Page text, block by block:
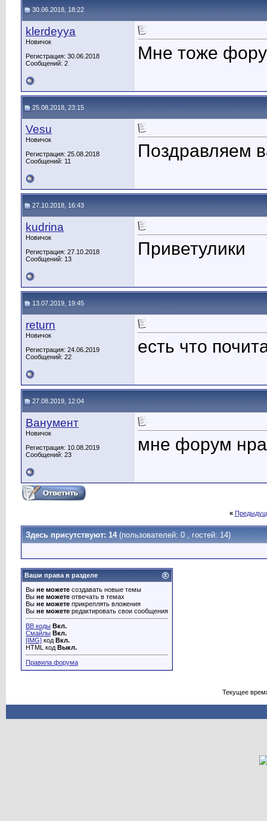
30.06.2018, 18:22
klerdeyya
Новичок
Регистрация: 30.06.2018
Сообщений: 2
Мне тоже
25.08.2018, 23:15
Vesu
Новичок
Регистрация: 25.08.2018
Сообщений: 11
Поздравляем
27.10.2018, 16:43
kudrina
Новичок
Регистрация: 27.10.2018
Сообщений: 13
Приветулики
13.07.2019, 19:45
return
Новичок
Регистрация: 24.06.2019
Сообщений: 22
есть что
27.08.2019, 12:04
Ванумент
Новичок
Регистрация: 10.08.2019
Сообщений: 23
мне форум нра
«
Здесь присутствуют: 14 (пользователей: 0 , гостей: 14)
Ваши права в разделе
Вы не можете создавать новые темы
Вы не можете отвечать в темах
Вы не можете прикреплять вложения
Вы не можете редактировать свои сообщения
BB коды Вкл.
Смайлы Вкл.
[IMG] код Вкл.
HTML код Выкл.
Правила форума
Текущее